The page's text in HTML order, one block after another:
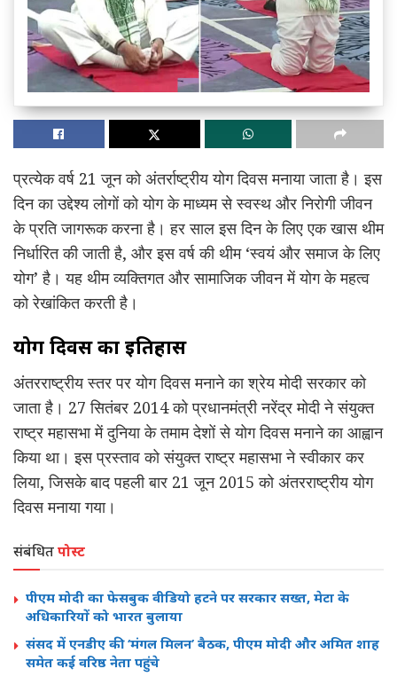
प्रत्येक वर्ष 21 जून कोअंतर्राष्ट्रीय योग दिवसमनाया जाता है। इस
दिन का उद्देश्य लोगों को योग के माध्यम से स्वस्थ और निरोगी जीवन
के प्रति जागरूक करना है। हर साल इस दिन के लिए एक खास थीम
निर्धारित की जाती है, और इस वर्ष की थीम ‘स्वयं और समाज के लिए
योग’ है। यह थीम व्यक्तिगत और सामाजिक जीवन में योग के महत्व
को रेखांकित करती है।
योग दिवस का इतिहास
अंतरराष्ट्रीय स्तर पर योग दिवस मनाने का श्रेय मोदी सरकार को
जाता है। 27 सितंबर 2014 को प्रधानमंत्री नरेंद्र मोदी ने संयुक्त
राष्ट्र महासभा में दुनिया के तमाम देशों से योग दिवस मनाने का आह्वान
किया था। इस प्रस्ताव को संयुक्त राष्ट्र महासभा ने स्वीकार कर
लिया, जिसके बाद पहली बार 21 जून 2015 को अंतरराष्ट्रीय योग
दिवस मनाया गया।
संबंधितपोस्ट
पीएम मोदी का फेसबुक वीडियो हटने पर सरकार सख्त, मेटा के
अधिकारियों को भारत बुलाया
संसद में एनडीए की ‘मंगल मिलन’ बैठक, पीएम मोदी और अमित शाह
समेत कई वरिष्ठ नेता पहुंचे